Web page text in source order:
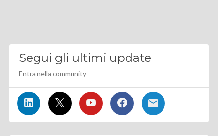
Segui gli ultimi update
Entra nella community